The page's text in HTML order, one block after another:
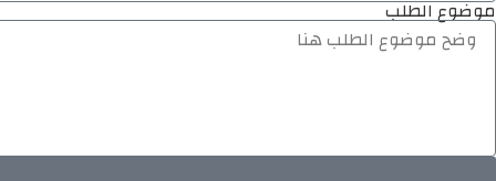
موضوع الطلب